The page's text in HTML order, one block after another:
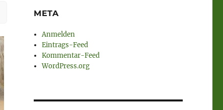
META
Anmelden
Eintrags-Feed
Kommentar-Feed
WordPress.org